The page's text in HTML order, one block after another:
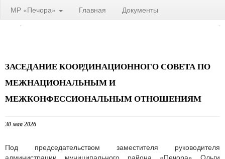
МР «Печора» Главная Документы
ЗАСЕДАНИЕ КООРДИНАЦИОННОГО СОВЕТА ПО
МЕЖНАЦИОНАЛЬНЫМ И
МЕЖКОНФЕССИОНАЛЬНЫМ ОТНОШЕНИЯМ
30 мая 2026
Под председательством заместителя руководителя
администрации муниципального района «Печора» Ольги